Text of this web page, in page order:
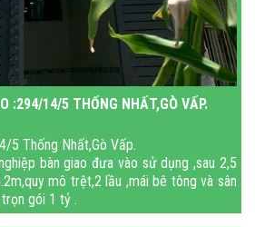
:294/14/5 THỐNG NHẤT,GÒ VẤP.
5 Thống Nhất,Gò Vấp.
bàn giao đưa vào sử dụng ,sau 2,5
mô trệt,2 lầu ,mái bê tông và sân
gói 1 tỷ .